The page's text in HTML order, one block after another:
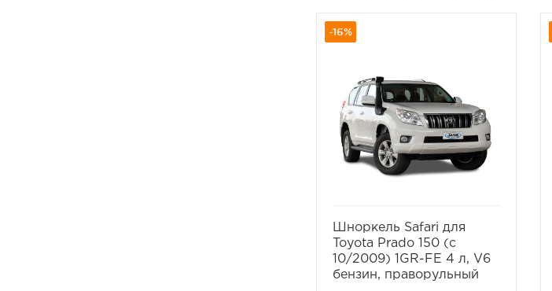
Размеры: 145х105 мм
Нержавейка: 1 мм
-16%
Шноркель Safari для
Toyota Prado 150 (с
10/2009) 1GR-FE 4 л, V6
бензин, праворульный